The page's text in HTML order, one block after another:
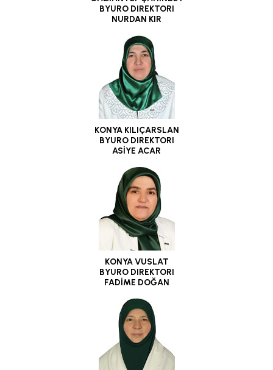
BYURO DIREKTORI
NURDAN KIR
KONYA KILIÇARSLAN
BYURO DIREKTORI
ASİYE ACAR
KONYA VUSLAT
BYURO DIREKTORI
FADİME DOĞAN